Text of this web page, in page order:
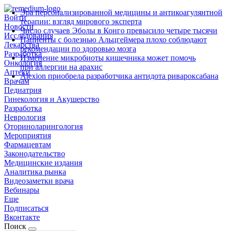
Войти
Новости
Исследования
Лекарства
Разработка
Онкология
Аптеки
Врачам
Педиатрия
Гинекология и Акушерство
Разработка
Неврология
Оториноларингология
Мероприятия
Фармацевтам
Законодательство
Медицинские издания
Аналитика рынка
Видеозаметки врача
Вебинары
Еще
Подписаться
Вконтакте
Поиск
Эра персонализированной медицины и антикоагулянтной
терапии: взгляд мирового эксперта
Число случаев Эболы в Конго превысило четыре тысячи
Пациенты с болезнью Альцгеймера плохо соблюдают
рекомендации по здоровью мозга
Изменение микробиоты кишечника может помочь
при аллергии на арахис
Alexion приобрела разработчика антидота ривароксабана